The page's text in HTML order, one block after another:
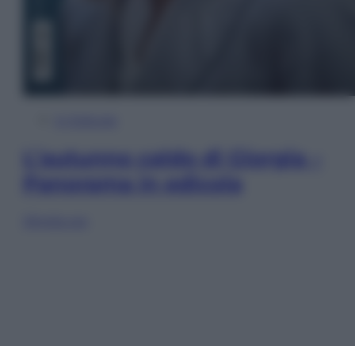
L’autunno caldo di Giorgia –